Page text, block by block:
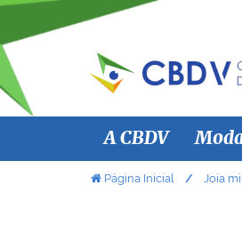
A CBDV
V Página Inicial Joia